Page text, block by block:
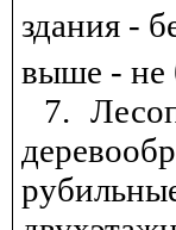
здания -
выше - не
7.